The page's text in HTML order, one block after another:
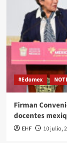
#Edomex
Firman
docentes
EHF 10 julio,